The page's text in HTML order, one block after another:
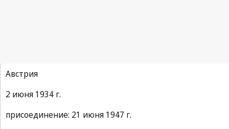
Австрия
2 июня 1934 г.
присоединение: 21 июня 1947 г.